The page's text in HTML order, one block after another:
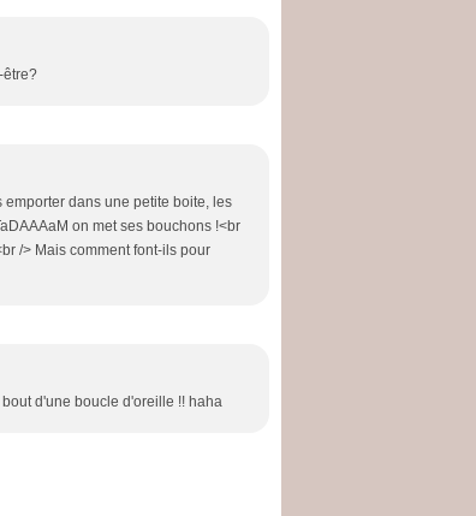
être?
dans une petite boite, les
on met ses bouchons !<br
/> Mais comment font-ils pour
d'une boucle d'oreille !! haha